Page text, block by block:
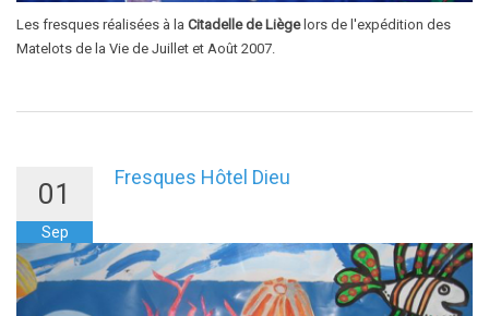
Les fresques réalisées à la Citadelle de Liègelors de l'expédition des
Matelots de la Vie de Juillet et Août 2007.
01
Sep
Fresques Hôtel Dieu